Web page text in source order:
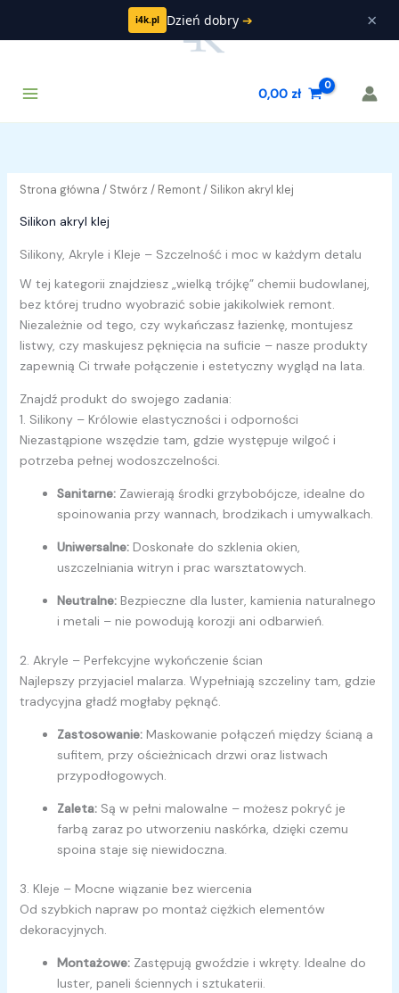
0,00 zł
Strona główna / Stwórz / Remont/ Silikon akryl klej
Silikon akryl klej
Silikony, Akryle i Kleje – Szczelność i moc w każdym detalu
W tej kategorii znajdziesz „wielką trójkę” chemii budowlanej,
bez której trudno wyobrazić sobie jakikolwiek remont.
Niezależnie od tego, czy wykańczasz łazienkę, montujesz
listwy, czy maskujesz pęknięcia na suficie – nasze produkty
zapewnią Ci trwałe połączenie i estetyczny wygląd na lata.
Znajdź produkt do swojego zadania:
1. Silikony – Królowie elastyczności i odporności
Niezastąpione wszędzie tam, gdzie występuje wilgoć i
potrzeba pełnej wodoszczelności.
Sanitarne:Zawierają środki grzybobójcze, idealne do
spoinowania przy wannach, brodzikach i umywalkach.
Uniwersalne:Doskonałe do szklenia okien,
uszczelniania witryn i prac warsztatowych.
Neutralne:Bezpieczne dla luster, kamienia naturalnego
i metali – nie powodują korozji ani odbarwień.
2. Akryle – Perfekcyjne wykończenie ścian
Najlepszy przyjaciel malarza. Wypełniają szczeliny tam, gdzie
tradycyjna gładź mogłaby pęknąć.
Zastosowanie:Maskowanie połączeń między ścianą a
sufitem, przy ościeżnicach drzwi oraz listwach
przypodłogowych.
Zaleta:Są w pełni malowalne – możesz pokryć je
farbą zaraz po utworzeniu naskórka, dzięki czemu
spoina staje się niewidoczna.
3. Kleje – Mocne wiązanie bez wiercenia
Od szybkich napraw po montaż ciężkich elementów
dekoracyjnych.
Montażowe:Zastępują gwoździe i wkręty. Idealne do
luster, paneli ściennych i sztukaterii.
i4k.pl Dzień dobry ➔ ×